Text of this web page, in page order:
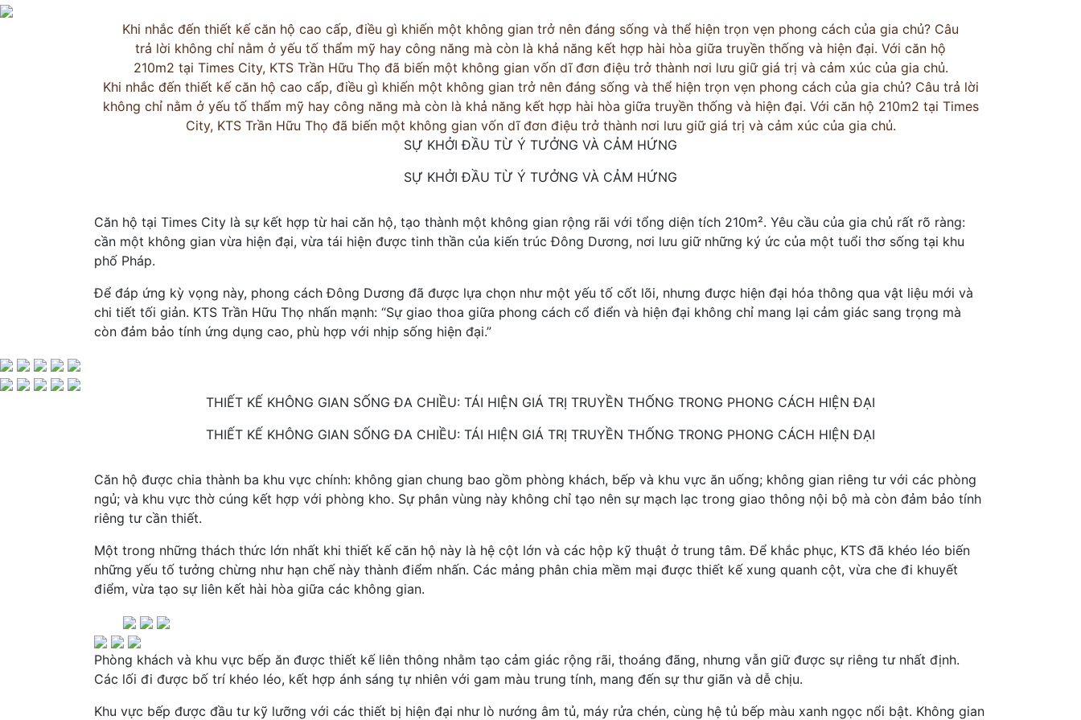
Khi nhắc đến thiết kế căn hộ cao cấp, điều gì khiến một không gian trở nên đáng sống và thể hiện trọn vẹn phong cách của gia chủ? Câu
trả lời không chỉ nằm ở yếu tố thẩm mỹ hay công năng mà còn là khả năng kết hợp hài hòa giữa truyền thống và hiện đại. Với căn hộ
210m2 tại Times City, KTS Trần Hữu Thọ đã biến một không gian vốn dĩ đơn điệu trở thành nơi lưu giữ giá trị và cảm xúc của gia chủ.
Khi nhắc đến thiết kế căn hộ cao cấp, điều gì khiến một không gian trở nên đáng sống và thể hiện trọn vẹn phong cách của gia chủ? Câu trả lời
không chỉ nằm ở yếu tố thẩm mỹ hay công năng mà còn là khả năng kết hợp hài hòa giữa truyền thống và hiện đại. Với căn hộ 210m2 tại Times
City, KTS Trần Hữu Thọ đã biến một không gian vốn dĩ đơn điệu trở thành nơi lưu giữ giá trị và cảm xúc của gia chủ.
SỰ KHỞI ĐẦU TỪ Ý TƯỞNG VÀ CẢM HỨNG
SỰ KHỞI ĐẦU TỪ Ý TƯỞNG VÀ CẢM HỨNG
Căn hộ tại Times City là sự kết hợp từ hai căn hộ, tạo thành một không gian rộng rãi với tổng diện tích 210m². Yêu cầu của gia chủ rất rõ ràng:
cần một không gian vừa hiện đại, vừa tái hiện được tinh thần của kiến trúc Đông Dương, nơi lưu giữ những ký ức của một tuổi thơ sống tại khu
phố Pháp.
Để đáp ứng kỳ vọng này, phong cách Đông Dương đã được lựa chọn như một yếu tố cốt lõi, nhưng được hiện đại hóa thông qua vật liệu mới và
chi tiết tối giản. KTS Trần Hữu Thọ nhấn mạnh: “Sự giao thoa giữa phong cách cổ điển và hiện đại không chỉ mang lại cảm giác sang trọng mà
còn đảm bảo tính ứng dụng cao, phù hợp với nhịp sống hiện đại.”
THIẾT KẾ KHÔNG GIAN SỐNG ĐA CHIỀU: TÁI HIỆN GIÁ TRỊ TRUYỀN THỐNG TRONG PHONG CÁCH HIỆN ĐẠI
THIẾT KẾ KHÔNG GIAN SỐNG ĐA CHIỀU: TÁI HIỆN GIÁ TRỊ TRUYỀN THỐNG TRONG PHONG CÁCH HIỆN ĐẠI
Căn hộ được chia thành ba khu vực chính: không gian chung bao gồm phòng khách, bếp và khu vực ăn uống; không gian riêng tư với các phòng
ngủ; và khu vực thờ cúng kết hợp với phòng kho. Sự phân vùng này không chỉ tạo nên sự mạch lạc trong giao thông nội bộ mà còn đảm bảo tính
riêng tư cần thiết.
Một trong những thách thức lớn nhất khi thiết kế căn hộ này là hệ cột lớn và các hộp kỹ thuật ở trung tâm. Để khắc phục, KTS đã khéo léo biến
những yếu tố tưởng chừng như hạn chế này thành điểm nhấn. Các mảng phân chia mềm mại được thiết kế xung quanh cột, vừa che đi khuyết
điểm, vừa tạo sự liên kết hài hòa giữa các không gian.
Phòng khách và khu vực bếp ăn được thiết kế liên thông nhằm tạo cảm giác rộng rãi, thoáng đãng, nhưng vẫn giữ được sự riêng tư nhất định.
Các lối đi được bố trí khéo léo, kết hợp ánh sáng tự nhiên với gam màu trung tính, mang đến sự thư giãn và dễ chịu.
Khu vực bếp được đầu tư kỹ lưỡng với các thiết bị hiện đại như lò nướng âm tủ, máy rửa chén, cùng hệ tủ bếp màu xanh ngọc nổi bật. Không gian